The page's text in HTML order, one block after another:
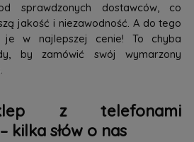
sprawdzonych dostawców, co
jakość i niezawodność. A do tego
je w najlepszej cenie! To chyba
by zamówić swój wymarzony
z telefonami
kilka słów o nas